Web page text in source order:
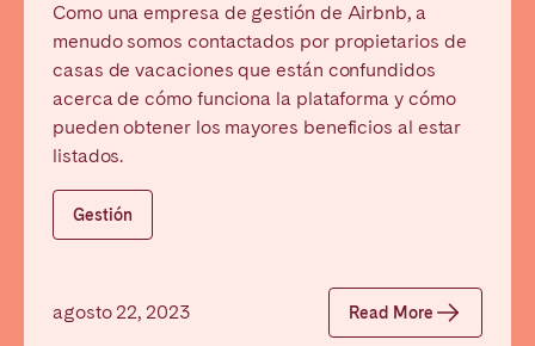
Como una empresa de gestión de Airbnb, a
menudo somos contactados por propietarios de
casas de vacaciones que están confundidos
acerca de cómo funciona la plataforma y cómo
pueden obtener los mayores beneficios al estar
listados.
Gestión
agosto 22, 2023 Read More
San Sebastián
Sevilla
Tenerife
Valencia
Zaragoza